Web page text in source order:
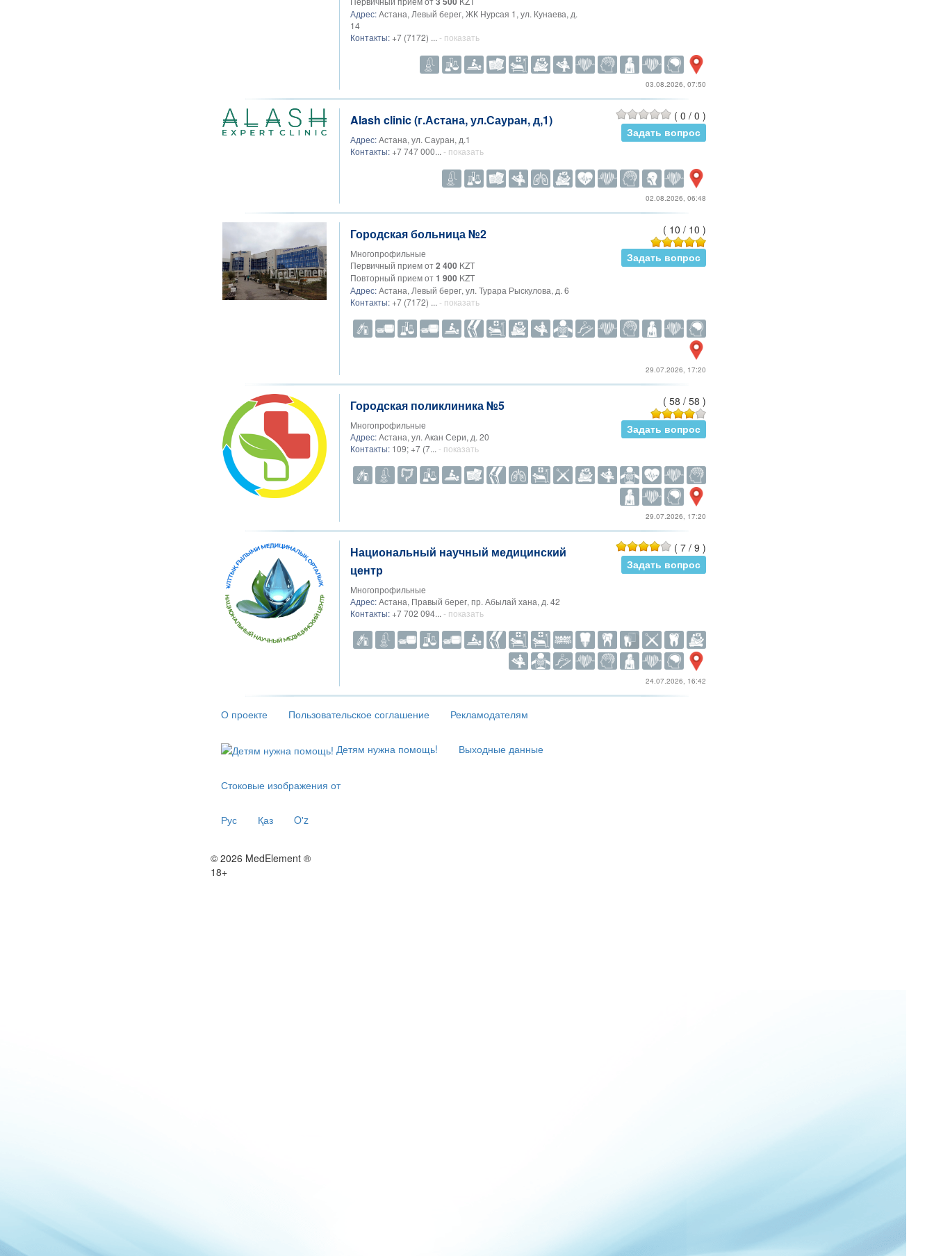
Адрес:Астана, Левый берег, ЖК Нурсая 1, ул. Кунаева, д.
14
Контакты: +7 (7172) ... - показать
03.08.2026, 07:50
Alash clinic (г.Астана, ул.Сауран, д,1)
Адрес:Астана, ул. Сауран, д.1
Контакты: +7 747 000... - показать
( 0 / 0 )
Задать вопрос
02.08.2026, 06:48
Городская больница №2
Многопрофильные
Первичный прием от2 400KZT
Повторный прием от1 900KZT
Адрес:Астана, Левый берег, ул. Турара Рыскулова, д. 6
Контакты: +7 (7172) ... - показать
( 10 / 10 )
Задать вопрос
29.07.2026, 17:20
Городская поликлиника №5
Многопрофильные
Адрес:Астана, ул. Акан Сери, д. 20
Контакты: 109; +7 (7... - показать
( 58 / 58 )
Задать вопрос
29.07.2026, 17:20
Национальный научный медицинский
центр
Многопрофильные
Адрес:Астана, Правый берег, пр. Абылай хана, д. 42
Контакты: +7 702 094... - показать
( 7 / 9 )
Задать вопрос
24.07.2026, 16:42
О проекте Пользовательское соглашение Рекламодателям
Детям нужна помощь! Выходные данные
Стоковые изображения от
Рус Қаз O'z
© 2026 MedElement ®
18+